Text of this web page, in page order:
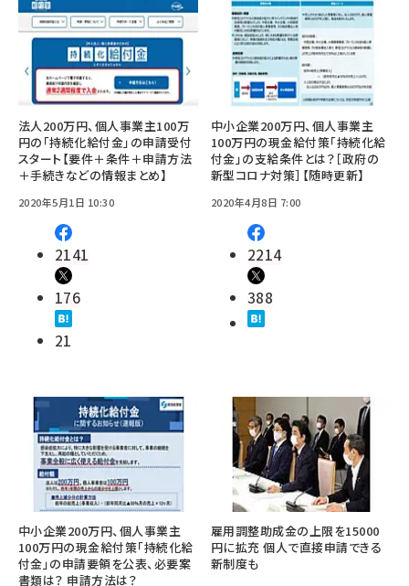
法人200万円、個人事業主100万
円の「持続化給付金」の申請受付
スタート【要件＋条件＋申請方法
＋手続きなどの情報まとめ】
2020年5月1日 10:30
2141
176
21
中小企業200万円、個人事業主
100万円の現金給付策「持続化給
付金」の支給条件とは？［政府の
新型コロナ対策］【随時更新】
2020年4月8日 7:00
2214
388
中小企業200万円、個人事業主
100万円の現金給付策「持続化給
付金」の申請要領を公表、必要案
書類は？ 申請方法は？
雇用調整助成金の上限を15000
円に拡充 個人で直接申請できる
新制度も